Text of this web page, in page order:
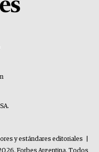
y estándares editoriales